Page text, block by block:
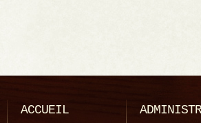
ACCUEIL